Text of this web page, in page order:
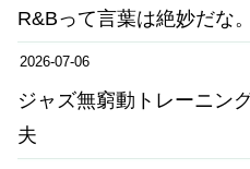
R&Bって言葉は絶妙だな。
2026-07-06
ジャズ無窮動トレーニン
夫